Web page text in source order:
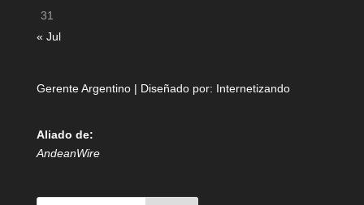
31
« Jul
Gerente Argentino | Diseñado por: Internetizando
Aliado de:
AndeanWire